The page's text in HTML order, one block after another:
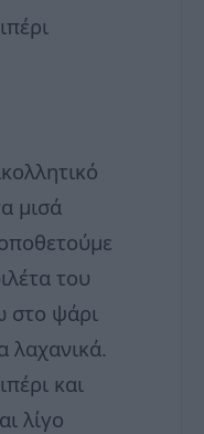
μισά
του
στο ψάρι
λαχανικά.
και
λίγο